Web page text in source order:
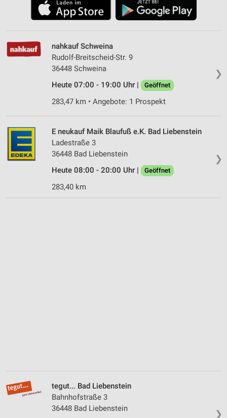
❯
nahkauf Schweina
Rudolf-Breitscheid-Str. 9
36448 Schweina
Heute 07:00 - 19:00 Uhr |
Geöffnet
283,47 km • Angebote: 1 Prospekt
❯
E neukauf Maik Blaufuß e.K. Bad Liebenstein
Ladestraße 3
36448 Bad Liebenstein
Heute 08:00 - 20:00 Uhr |
Geöffnet
283,40 km
❯
tegut... Bad Liebenstein
Bahnhofstraße 3
36448 Bad Liebenstein